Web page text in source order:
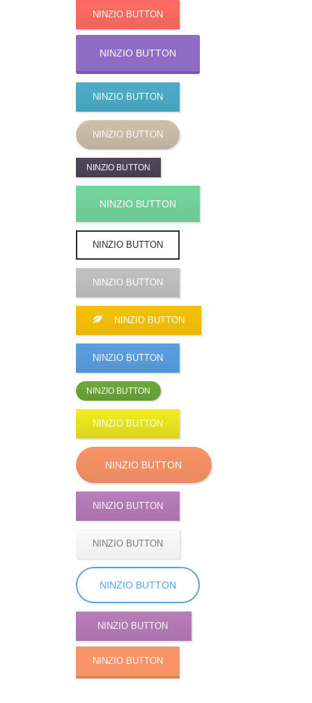
NINZIO BUTTON
NINZIO BUTTON
NINZIO BUTTON
NINZIO BUTTON
NINZIO BUTTON
NINZIO BUTTON
NINZIO BUTTON
NINZIO BUTTON
NINZIO BUTTON
NINZIO BUTTON
NINZIO BUTTON
NINZIO BUTTON
NINZIO BUTTON
NINZIO BUTTON
NINZIO BUTTON
NINZIO BUTTON
NINZIO BUTTON
NINZIO BUTTON